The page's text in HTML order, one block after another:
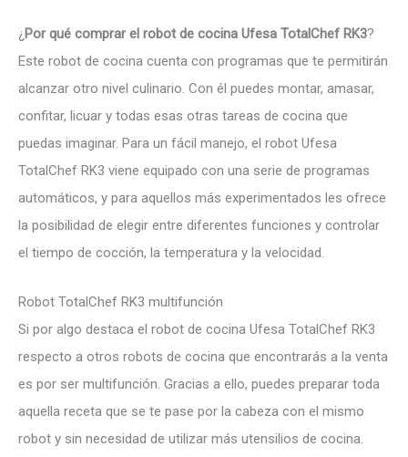
¿ Por qué comprar el robot de cocina Ufesa TotalChef RK3?
Este robot de cocina cuenta con programas que te permitirán
alcanzar otro nivel culinario. Con él puedes montar, amasar,
confitar, licuar y todas esas otras tareas de cocina que
puedas imaginar. Para un fácil manejo, el robot Ufesa
TotalChef RK3 viene equipado con una serie de programas
automáticos, y para aquellos más experimentados les ofrece
la posibilidad de elegir entre diferentes funciones y controlar
el tiempo de cocción, la temperatura y la velocidad.
Robot TotalChef RK3 multifunción
Si por algo destaca el robot de cocina Ufesa TotalChef RK3
respecto a otros robots de cocina que encontrarás a la venta
es por ser multifunción. Gracias a ello, puedes preparar toda
aquella receta que se te pase por la cabeza con el mismo
robot y sin necesidad de utilizar más utensilios de cocina.